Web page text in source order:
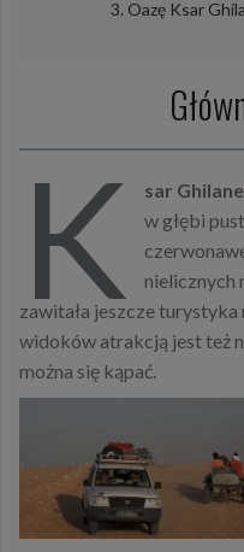
Oazę Ksar
K sar Ghilane
w głębi
nielicznych
zawitała jeszcze
widoków atrakcją jest też
można się kąpać.